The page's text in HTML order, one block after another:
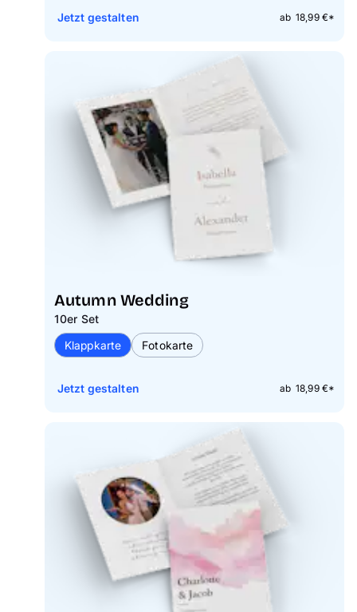
ab 18,99 €*
Jetzt gestalten
Autumn Wedding
10er Set
Klappkarte
Fotokarte
ab 18,99 €*
Jetzt gestalten